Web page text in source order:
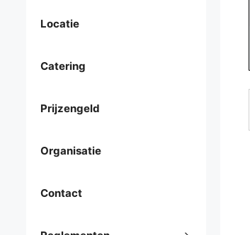
Locatie
Catering
Prijzengeld
Organisatie
Contact